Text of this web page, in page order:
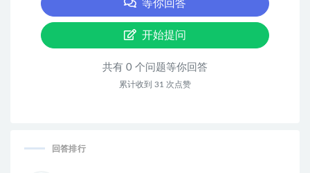
等你回答
开始提问
共有 0 个问题等你回答
累计收到 31 次点赞
回答排行